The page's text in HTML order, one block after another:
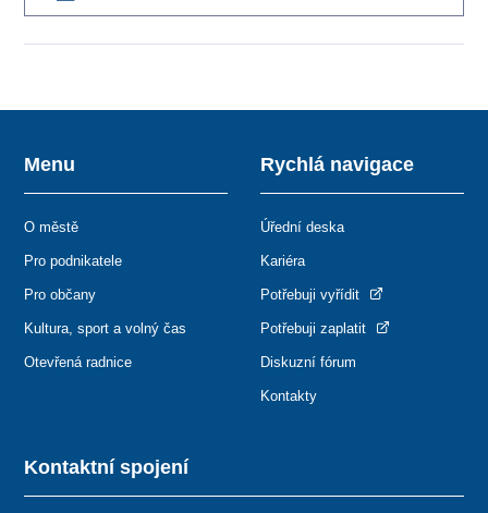
Kontaktní spojení
Menu
O městě
Pro podnikatele
Pro občany
Kultura, sport a volný čas
Otevřená radnice
Rychlá navigace
Úřední deska
Kariéra
Potřebuji vyřídit
Potřebuji zaplatit
Diskuzní fórum
Kontakty